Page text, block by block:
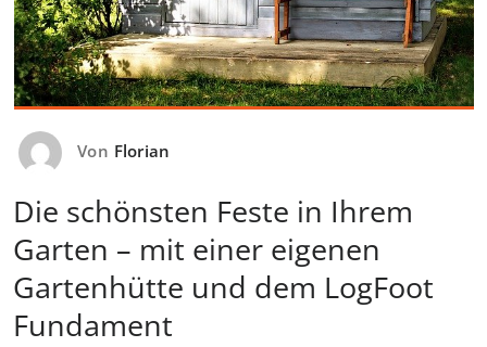
Von Florian
Die schönsten Feste in Ihrem
Garten – mit einer eigenen
Gartenhütte und dem LogFoot
Fundament